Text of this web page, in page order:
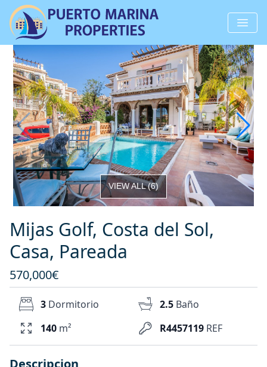
VIEW ALL(6)
Mijas Golf, Costa del Sol,
Casa, Pareada
570,000€
R4457119 REF
3 Dormitorio 2.5 Baño
140 m²